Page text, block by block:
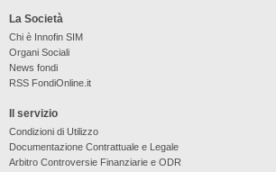
La Società
Chi è Innofin SIM
Organi Sociali
News fondi
RSS FondiOnline.it
Il servizio
Condizioni di Utilizzo
Documentazione Contrattuale e Legale
Arbitro Controversie Finanziarie e ODR